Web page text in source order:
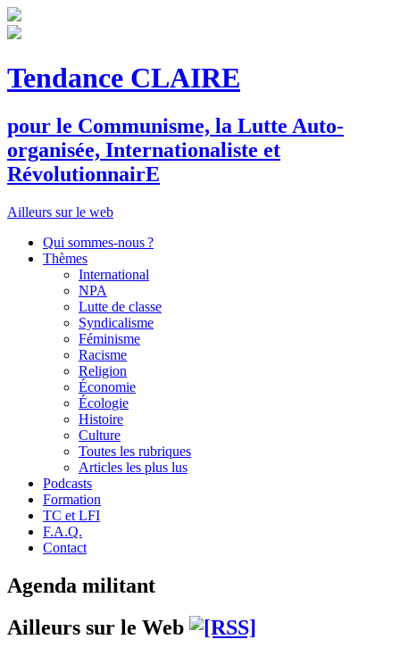
Tendance CLAIRE
pour le Communisme, la Lutte Auto-
organisée, Internationaliste et
RévolutionnairE
Ailleurs sur le web
Qui sommes-nous ?
Thèmes
International
NPA
Lutte de classe
Syndicalisme
Féminisme
Racisme
Religion
Économie
Écologie
Histoire
Culture
Toutes les rubriques
Articles les plus lus
Podcasts
Formation
TC et LFI
F.A.Q.
Contact
Agenda militant
Ailleurs sur le Web